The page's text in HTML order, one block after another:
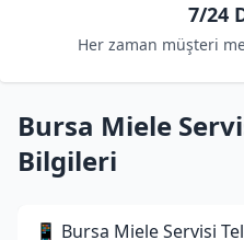
7/24
Her zaman müşteri
Bursa Miele
Bilgileri
📱 Bursa Miele Servisi